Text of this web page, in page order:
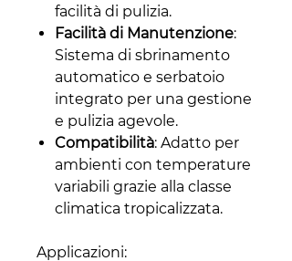
facilità di pulizia.
Facilità di Manutenzione:
Sistema di sbrinamento
automatico e serbatoio
integrato per una gestione
e pulizia agevole.
Compatibilità: Adatto per
ambienti con temperature
variabili grazie alla classe
climatica tropicalizzata.
Applicazioni: